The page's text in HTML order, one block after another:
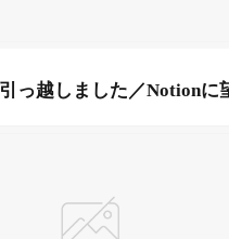
っ越しました／Notionに